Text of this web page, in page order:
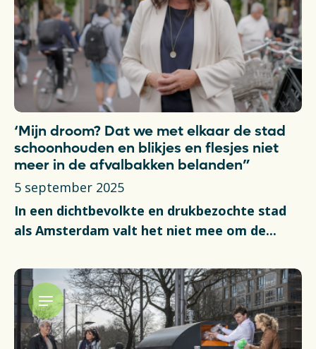
‘Mijn droom? Dat we met elkaar de stad
schoonhouden en blikjes en flesjes niet
meer in de afvalbakken belanden”
5 september 2025
In een dichtbevolkte en drukbezochte stad
als Amsterdam valt het niet mee om de...